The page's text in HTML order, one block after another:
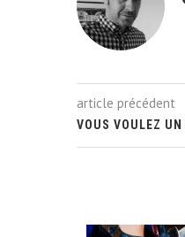
article précédent
VOUS VOULEZ